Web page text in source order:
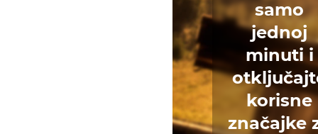
samo
jednoj
minuti i
korisne
značajke